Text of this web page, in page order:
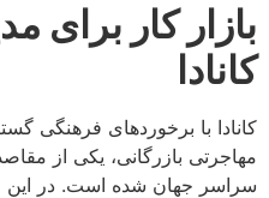
بازار کار برای
کانادا
کانادا با برخوردهای فرهنگی
مهاجرتی بازرگانی، یکی از
سراسر جهان شده است. در این